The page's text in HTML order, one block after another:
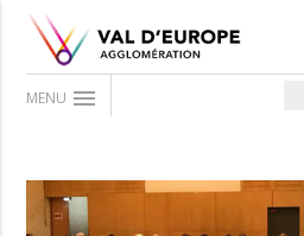
MENU menu